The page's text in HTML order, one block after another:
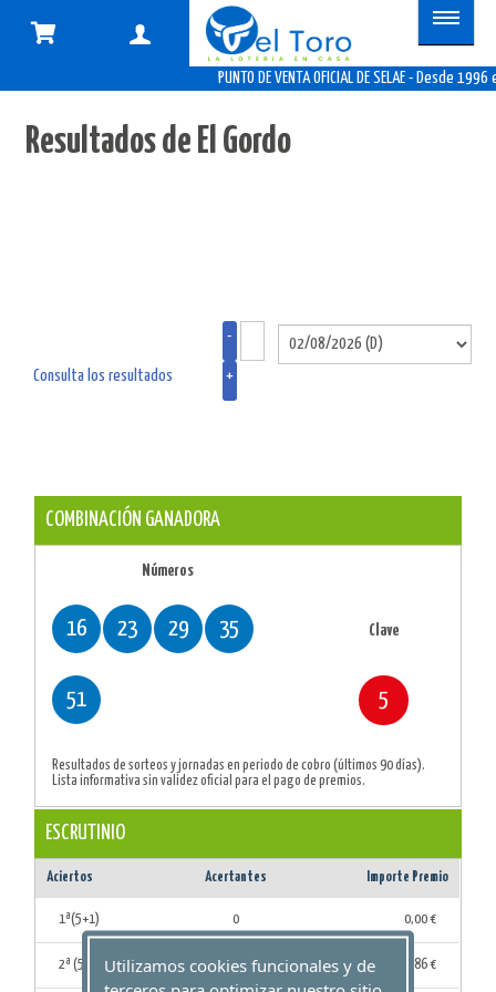
PUNTO DE VENTA OFICIAL DE SELAE - Desde
Resultados de El Gordo
Consulta los resultados
-
+
COMBINACIÓN GANADORA
Números
16 23 29 35
51
Clave
5
Resultados de sorteos y jornadas en periodo de cobro (últimos 90 días).
Lista informativa sin validez oficial para el pago de premios.
ESCRUTINIO
Aciertos Acertantes Importe Premio
1ª(5+1) 0 0,00 €
2ª (5+0) 1 167.033,86 €
Utilizamos cookies funcionales y de